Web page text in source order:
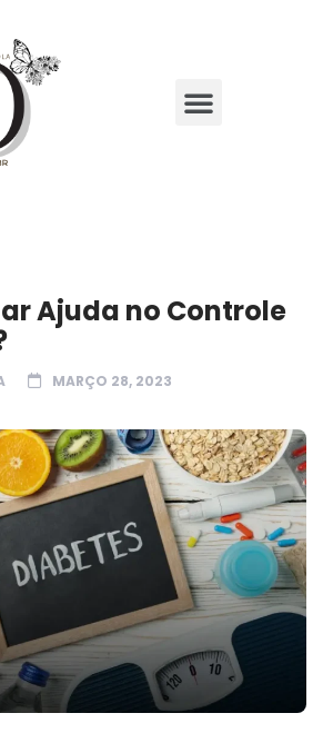
Ajuda no Controle
MARÇO 28, 2023